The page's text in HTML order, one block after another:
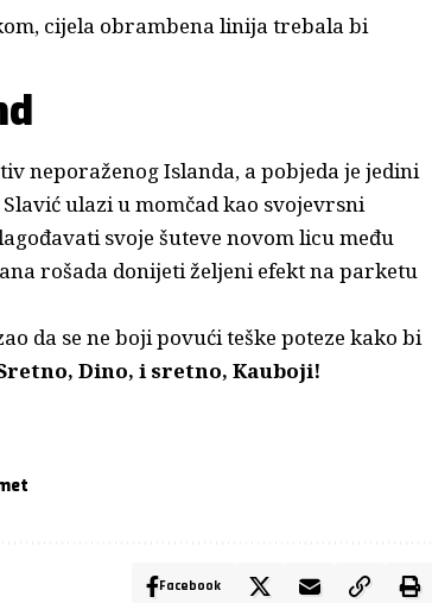
cijela obrambena linija trebala bi
neporaženog Islanda, a pobjeda je jedini
Slavić ulazi u momčad kao svojevrsni
svoje šuteve novom licu među
rošada donijeti željeni efekt na parketu
da se ne boji povući teške poteze kako bi
Dino, i sretno, Kauboji!
Facebook